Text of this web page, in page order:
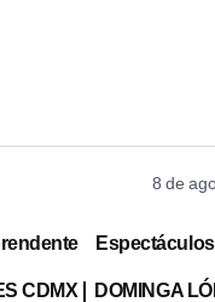
8 de
Espectáculos
CDMX DOMINGA